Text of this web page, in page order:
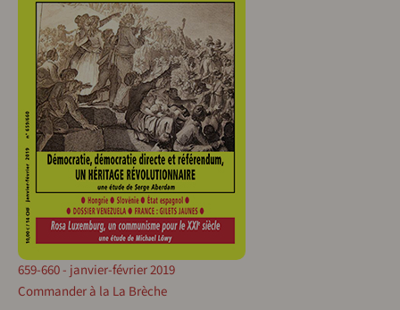
659-660 - janvier-février 2019
Commander à la La Brèche